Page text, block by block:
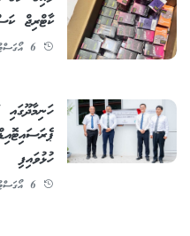
ކާޓްރިޖް
6 އޯގަސްޓު 2026 - 17:26
ހުޅުވައިފި
6 އޯގަސްޓު 2026 - 17:14